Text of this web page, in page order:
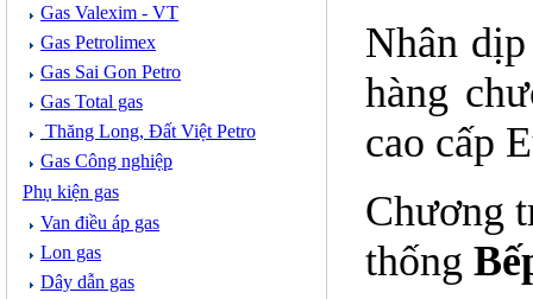
Gas Valexim - VT
Gas Petrolimex
Gas Sai Gon Petro
Gas Total gas
Thăng Long, Đất Việt Petro
Gas Công nghiệp
Phụ kiện gas
Van điều áp gas
Lon gas
Dây dẫn gas
Nhân
hàng
cao cấp
Chương
thống